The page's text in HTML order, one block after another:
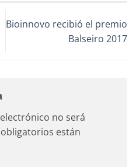
Bioinnovo recibió el premio
Balseiro 2017
no será
están